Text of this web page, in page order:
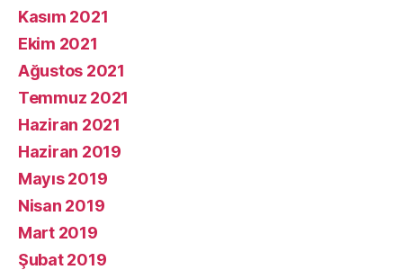
Kasım 2021
Ekim 2021
Ağustos 2021
Temmuz 2021
Haziran 2021
Haziran 2019
Mayıs 2019
Nisan 2019
Mart 2019
Şubat 2019